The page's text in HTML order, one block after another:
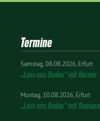
Termine
Samstag 08.08.2026 Erfurt
„Lass uns Reden“ mit Doreen
Montag 10.08.2026 Erfurt
„Lass uns Reden“ mit Ramona